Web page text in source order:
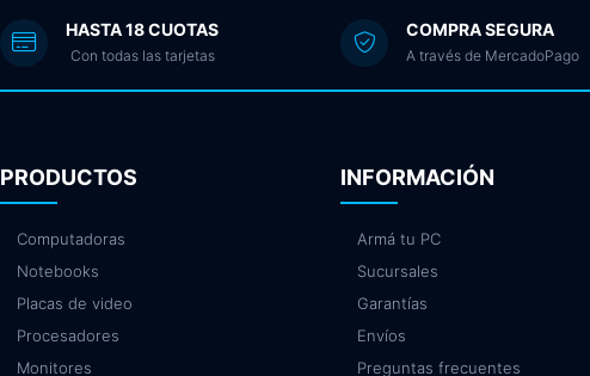
HASTA 18 CUOTAS
Con todas las tarjetas
COMPRA SEGURA
A través de MercadoPago
PRODUCTOS
Computadoras
Notebooks
Placas de video
Procesadores
Monitores
INFORMACIÓN
Armá tu PC
Sucursales
Garantías
Envíos
Preguntas frecuentes